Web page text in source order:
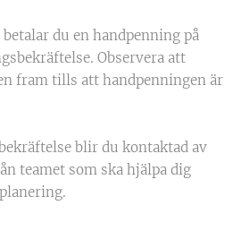
du en handpenning på
Observera att
fram tills att handpenningen är
blir du kontaktad av
teamet som ska hjälpa dig